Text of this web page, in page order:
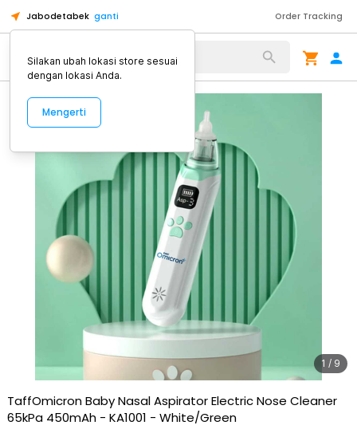
Jabodetabek ganti Order Tracking
Alat Kopi
1 / 9
TaffOmicron Baby Nasal Aspirator Electric Nose Cleaner
65kPa 450mAh - KA1001 - White/Green
Silakan ubah lokasi store sesuai
dengan lokasi Anda.
Mengerti